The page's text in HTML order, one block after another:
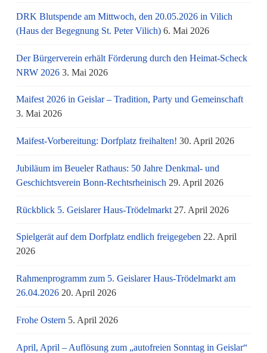
DRK Blutspende am Mittwoch, den 20.05.2026 in Vilich
(Haus der Begegnung St. Peter Vilich) 6. Mai 2026
Der Bürgerverein erhält Förderung durch den Heimat-Scheck
NRW 2026 3. Mai 2026
Maifest 2026 in Geislar – Tradition, Party und Gemeinschaft
3. Mai 2026
Maifest-Vorbereitung: Dorfplatz freihalten! 30. April 2026
Jubiläum im Beueler Rathaus: 50 Jahre Denkmal- und
Geschichtsverein Bonn-Rechtsrheinisch 29. April 2026
Rückblick 5. Geislarer Haus-Trödelmarkt 27. April 2026
Spielgerät auf dem Dorfplatz endlich freigegeben 22. April
2026
Rahmenprogramm zum 5. Geislarer Haus-Trödelmarkt am
26.04.2026 20. April 2026
Frohe Ostern 5. April 2026
April, April – Auflösung zum „autofreien Sonntag in Geislar“